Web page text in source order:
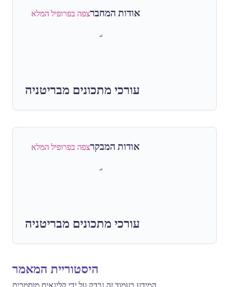
אודות המחברצפה בפרופיל המלא
עורכי מתכונים מבריטניה
אודות המבקרצפה בפרופיל המלא
עורכי מתכונים מבריטניה
היסטוריית המאמר